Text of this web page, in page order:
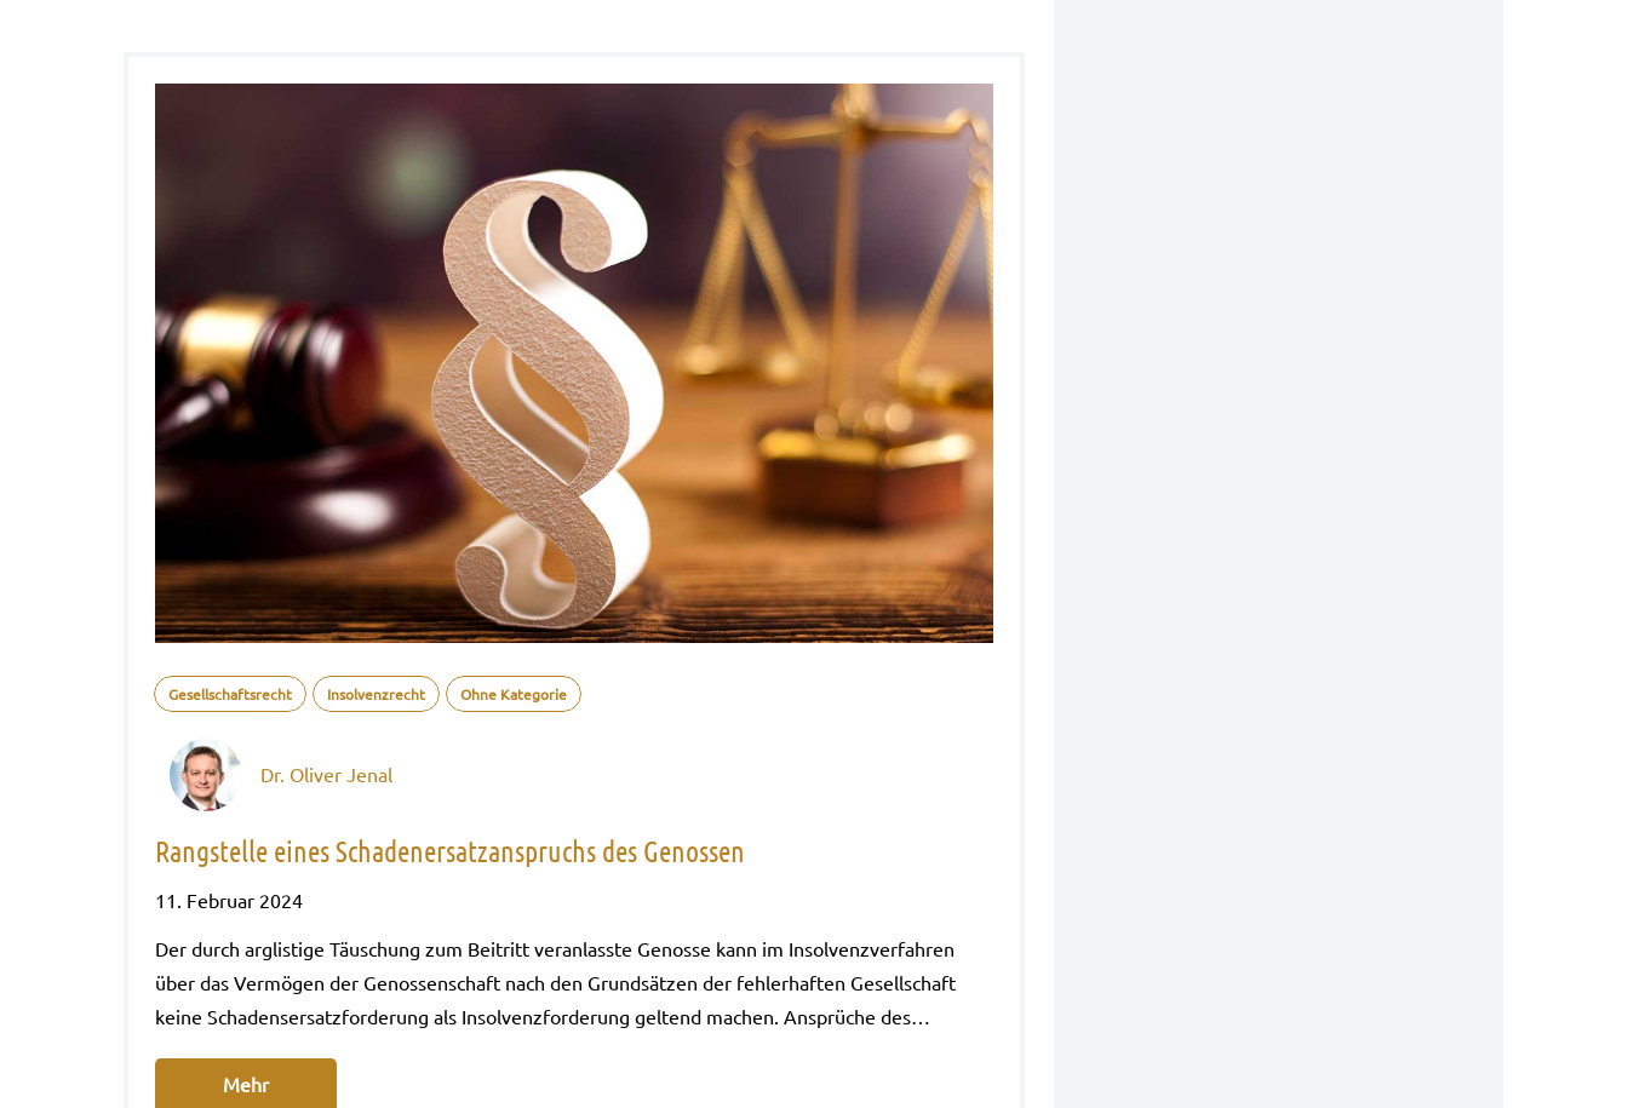
Gesellschaftsrecht Insolvenzrecht Ohne Kategorie
Dr. Oliver Jenal
Rangstelle eines Schadenersatzanspruchs des Genossen
11. Februar 2024
Der durch arg­lis­ti­ge Täu­schung zum Bei­tritt ver­an­lass­te Genos­se kann im Insol­venz­ver­fah­ren
über das Ver­mö­gen der Genos­sen­schaft nach den Grund­sät­zen der feh­ler­haf­ten Gesell­schaft
keine Scha­dens­er­satz­for­de­rung als Insol­venz­for­de­rung gel­tend machen. Ansprü­che des…
Mehr